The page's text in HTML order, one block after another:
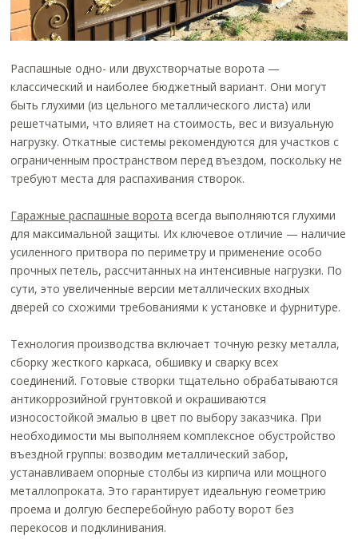
Распашные одно- или двухстворчатые ворота —
классический и наиболее бюджетный вариант. Они могут
быть глухими (из цельного металлического листа) или
решетчатыми, что влияет на стоимость, вес и визуальную
нагрузку. Откатные системы рекомендуются для участков с
ограниченным пространством перед въездом, поскольку не
требуют места для распахивания створок.
Гаражные распашные ворота всегда выполняются глухими
для максимальной защиты. Их ключевое отличие — наличие
усиленного притвора по периметру и применение особо
прочных петель, рассчитанных на интенсивные нагрузки. По
сути, это увеличенные версии металлических входных
дверей со схожими требованиями к установке и фурнитуре.
Технология производства включает точную резку металла,
сборку жесткого каркаса, обшивку и сварку всех
соединений. Готовые створки тщательно обрабатываются
антикоррозийной грунтовкой и окрашиваются
износостойкой эмалью в цвет по выбору заказчика. При
необходимости мы выполняем комплексное обустройство
въездной группы: возводим металлический забор,
устанавливаем опорные столбы из кирпича или мощного
металлопроката. Это гарантирует идеальную геометрию
проема и долгую бесперебойную работу ворот без
перекосов и подклинивания.